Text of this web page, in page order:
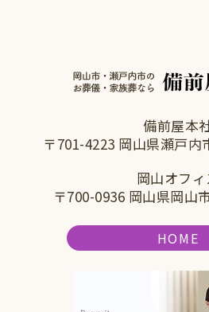
備前屋本
〒701-4223 岡山県瀬戸内
岡山オフィ
〒700-0936 岡山県岡山
HOME